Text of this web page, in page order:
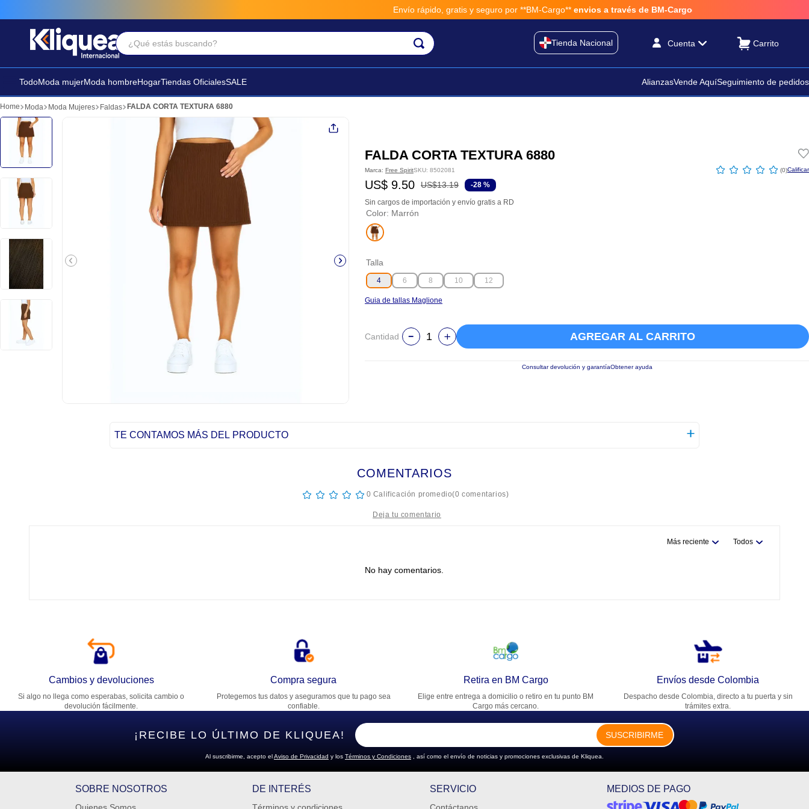
Envío rápido, gratis y seguro por **BM-Cargo** envios a través de BM-Cargo
¿Qué estás buscando?
Tienda Nacional Cuenta
TodoModa mujerModa hombreHogarTiendas OficialesSALE AlianzasVende AquíSeguimiento de pedidos
Moda Moda Mujeres Faldas FALDA CORTA TEXTURA 6880
FALDA CORTA TEXTURA 6880
Marca: Free SpiritSKU: 8502081 ☆ ☆ ☆ ☆ ☆ (0)
US$ 9.50 US$13.19 -28 %
Sin cargos de importación y envío gratis a RD
Color: Marrón
Talla
4 6 8 10 12
Guia de tallas Maglione
Cantidad AGREGAR AL CARRITO
Consultar devolución y garantíaObtener ayuda
TE CONTAMOS MÁS DEL PRODUCTO
COMENTARIOS
☆ ☆ ☆ ☆ ☆ 0 Calificación promedio(0 comentarios)
Dirección de email
Escribe un comentario
ENVIAR COMENTARIO
Más reciente Todos
No hay comentarios.
Cambios y devoluciones
Si algo no llega como esperabas, solicita cambio o
devolución fácilmente.
Compra segura
Protegemos tus datos y aseguramos que tu pago sea
confiable.
Retira en BM Cargo
Elige entre entrega a domicilio o retiro en tu punto BM
Cargo más cercano.
Envíos desde Colombia
Despacho desde Colombia, directo a tu puerta y sin
trámites extra.
¡RECIBE LO ÚLTIMO DE KLIQUEA! SUSCRIBIRME
Al suscribirme, acepto elAviso de Privacidad y los Términos y Condiciones , así como el envío de noticias y promociones exclusivas de Kliquea.
SOBRE NOSOTROS DE INTERÉS SERVICIO MEDIOS DE PAGO
Términos Más Buscados
2. sandalia